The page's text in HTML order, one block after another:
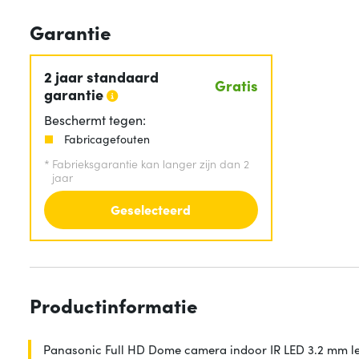
Garantie
2 jaar standaard
garantie
Gratis
Beschermt tegen:
Fabricagefouten
* Fabrieksgarantie kan langer zijn dan 2
jaar
Geselecteerd
Productinformatie
Panasonic Full HD Dome camera indoor IR LED 3.2 mm